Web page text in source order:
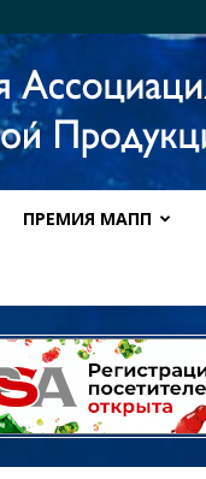
ПРЕМИЯ МАПП